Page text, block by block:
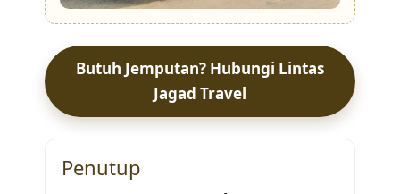
Butuh Jemputan? Hubungi Lintas
Jagad Travel
Penutup